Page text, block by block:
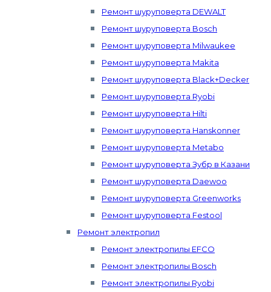
Ремонт шуруповерта DEWALT
Ремонт шуруповерта Bosch
Ремонт шуруповерта Milwaukee
Ремонт шуруповерта Makita
Ремонт шуруповерта Black+Decker
Ремонт шуруповерта Ryobi
Ремонт шуруповерта Hilti
Ремонт шуруповерта Hanskonner
Ремонт шуруповерта Metabo
Ремонт шуруповерта Зубр в Казани
Ремонт шуруповерта Daewoo
Ремонт шуруповерта Greenworks
Ремонт шуруповерта Festool
Ремонт электропил
Ремонт электропилы EFCO
Ремонт электропилы Bosch
Ремонт электропилы Ryobi